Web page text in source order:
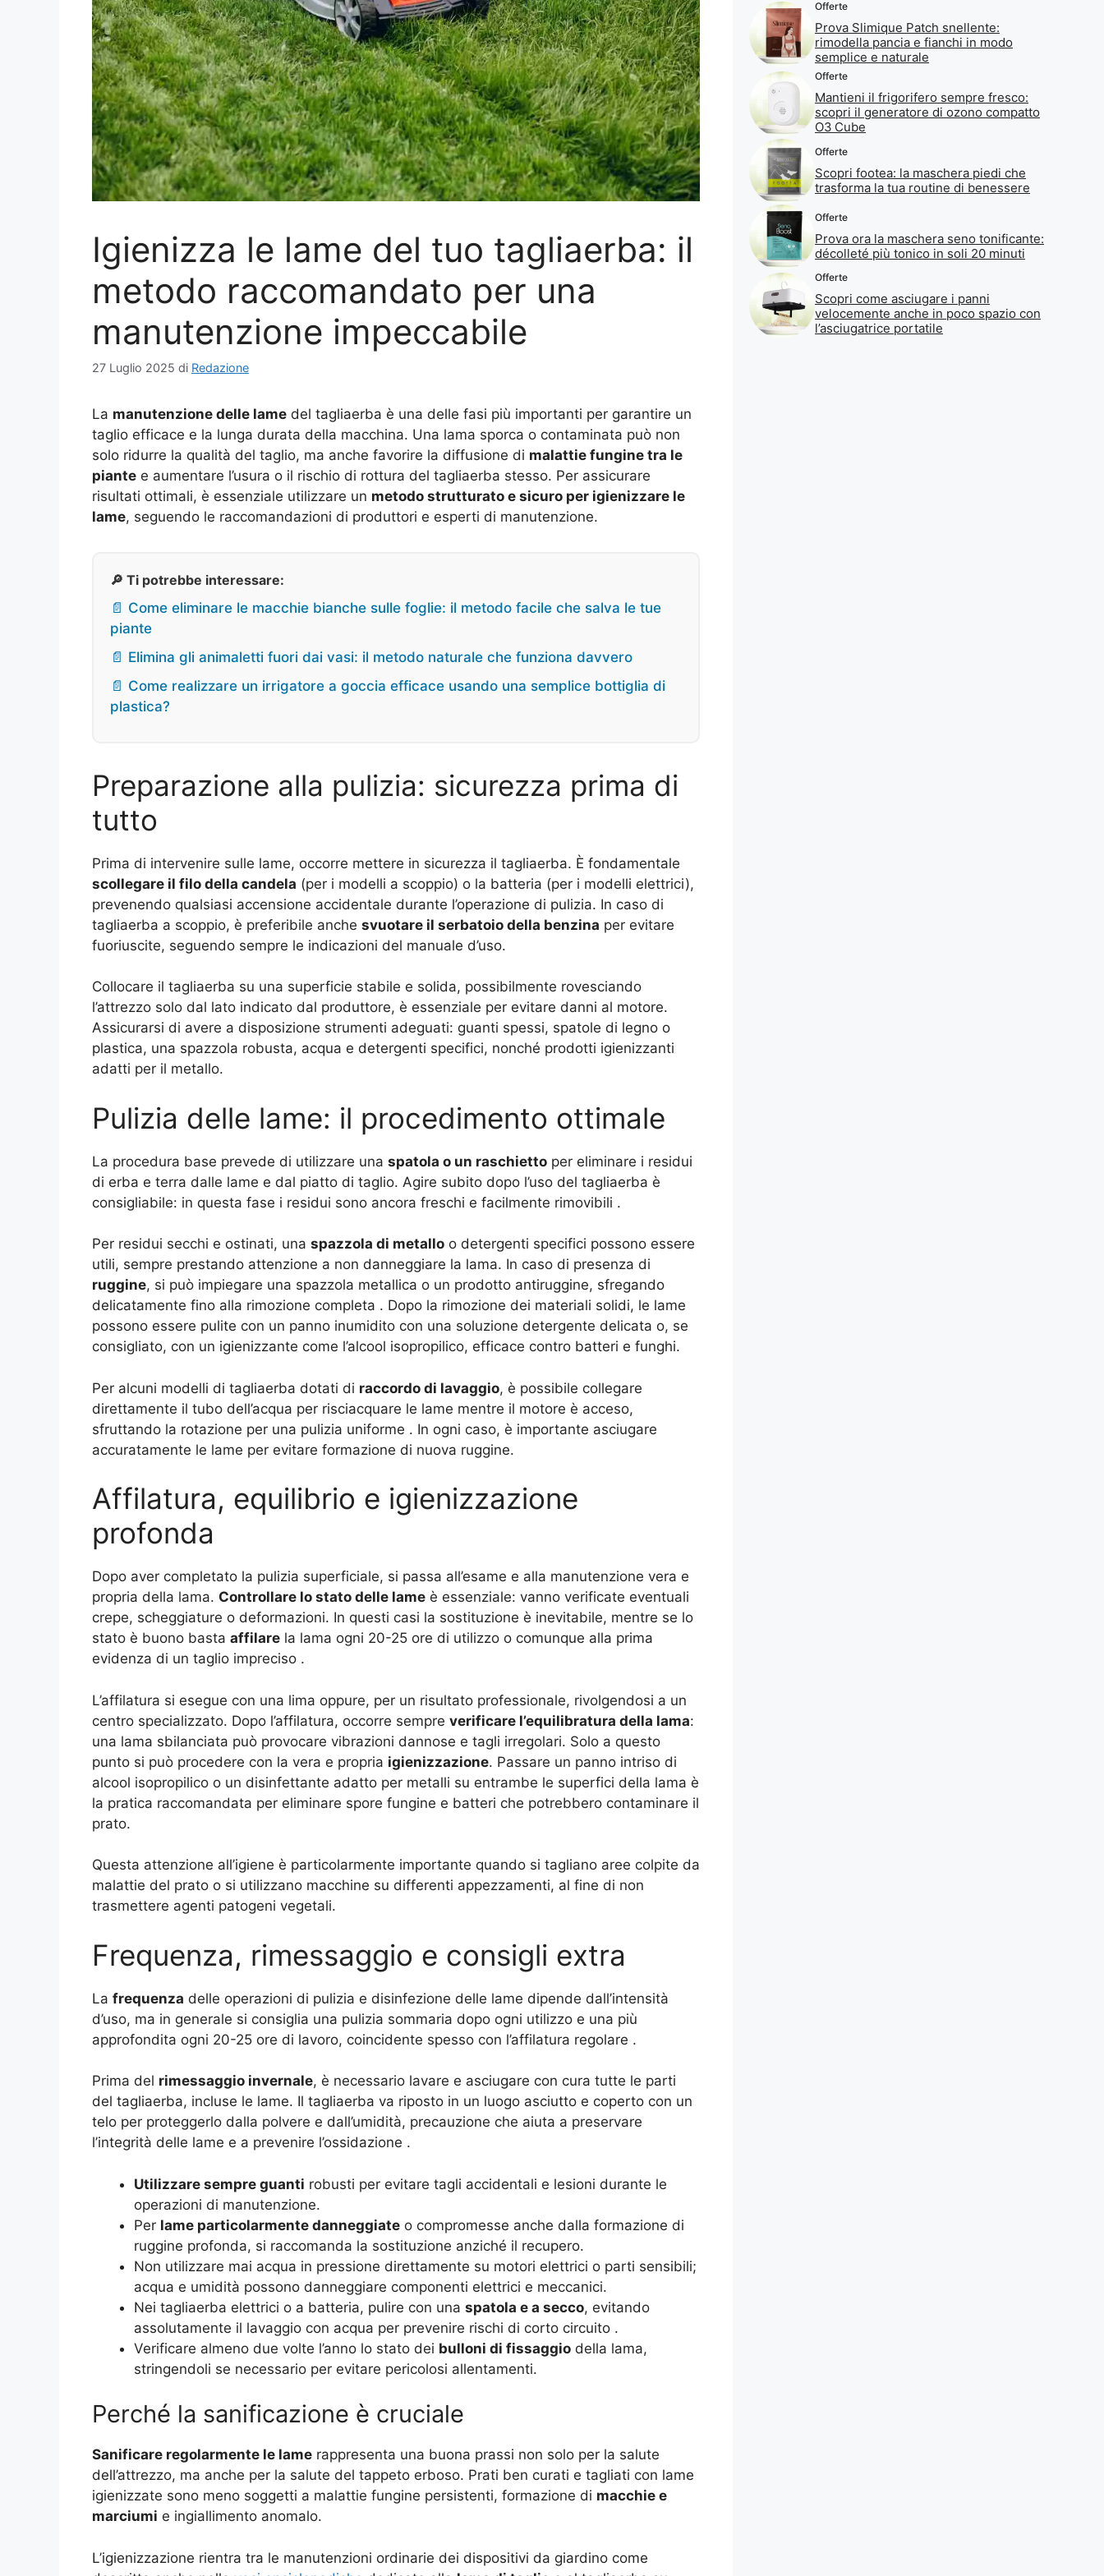
Igienizza le lame del tuo tagliaerba: il
metodo raccomandato per una
manutenzione impeccabile
27 Luglio 2025 di Redazione
La manutenzione delle lame del tagliaerba è una delle fasi più importanti per garantire un
taglio efficace e la lunga durata della macchina. Una lama sporca o contaminata può non
solo ridurre la qualità del taglio, ma anche favorire la diffusione di malattie fungine tra le
piante e aumentare l’usura o il rischio di rottura del tagliaerba stesso. Per assicurare
risultati ottimali, è essenziale utilizzare un metodo strutturato e sicuro per igienizzare le
lame, seguendo le raccomandazioni di produttori e esperti di manutenzione.
🔎 Ti potrebbe interessare:
📄 Come eliminare le macchie bianche sulle foglie: il metodo facile che salva le tue
piante
📄 Elimina gli animaletti fuori dai vasi: il metodo naturale che funziona davvero
📄 Come realizzare un irrigatore a goccia efficace usando una semplice bottiglia di
plastica?
Preparazione alla pulizia: sicurezza prima di
tutto
Prima di intervenire sulle lame, occorre mettere in sicurezza il tagliaerba. È fondamentale
scollegare il filo della candela (per i modelli a scoppio) o la batteria (per i modelli elettrici),
prevenendo qualsiasi accensione accidentale durante l’operazione di pulizia. In caso di
tagliaerba a scoppio, è preferibile anche svuotare il serbatoio della benzina per evitare
fuoriuscite, seguendo sempre le indicazioni del manuale d’uso.
Collocare il tagliaerba su una superficie stabile e solida, possibilmente rovesciando
l’attrezzo solo dal lato indicato dal produttore, è essenziale per evitare danni al motore.
Assicurarsi di avere a disposizione strumenti adeguati: guanti spessi, spatole di legno o
plastica, una spazzola robusta, acqua e detergenti specifici, nonché prodotti igienizzanti
adatti per il metallo.
Pulizia delle lame: il procedimento ottimale
La procedura base prevede di utilizzare una spatola o un raschietto per eliminare i residui
di erba e terra dalle lame e dal piatto di taglio. Agire subito dopo l’uso del tagliaerba è
consigliabile: in questa fase i residui sono ancora freschi e facilmente rimovibili .
Per residui secchi e ostinati, una spazzola di metallo o detergenti specifici possono essere
utili, sempre prestando attenzione a non danneggiare la lama. In caso di presenza di
ruggine, si può impiegare una spazzola metallica o un prodotto antiruggine, sfregando
delicatamente fino alla rimozione completa . Dopo la rimozione dei materiali solidi, le lame
possono essere pulite con un panno inumidito con una soluzione detergente delicata o, se
consigliato, con un igienizzante come l’alcool isopropilico, efficace contro batteri e funghi.
Per alcuni modelli di tagliaerba dotati di raccordo di lavaggio, è possibile collegare
direttamente il tubo dell’acqua per risciacquare le lame mentre il motore è acceso,
sfruttando la rotazione per una pulizia uniforme . In ogni caso, è importante asciugare
accuratamente le lame per evitare formazione di nuova ruggine.
Affilatura, equilibrio e igienizzazione
profonda
Dopo aver completato la pulizia superficiale, si passa all’esame e alla manutenzione vera e
propria della lama. Controllare lo stato delle lame è essenziale: vanno verificate eventuali
crepe, scheggiature o deformazioni. In questi casi la sostituzione è inevitabile, mentre se lo
stato è buono basta affilare la lama ogni 20-25 ore di utilizzo o comunque alla prima
evidenza di un taglio impreciso .
L’affilatura si esegue con una lima oppure, per un risultato professionale, rivolgendosi a un
centro specializzato. Dopo l’affilatura, occorre sempre verificare l’equilibratura della lama:
una lama sbilanciata può provocare vibrazioni dannose e tagli irregolari. Solo a questo
punto si può procedere con la vera e propria igienizzazione. Passare un panno intriso di
alcool isopropilico o un disinfettante adatto per metalli su entrambe le superfici della lama è
la pratica raccomandata per eliminare spore fungine e batteri che potrebbero contaminare il
prato.
Questa attenzione all’igiene è particolarmente importante quando si tagliano aree colpite da
malattie del prato o si utilizzano macchine su differenti appezzamenti, al fine di non
trasmettere agenti patogeni vegetali.
Frequenza, rimessaggio e consigli extra
La frequenza delle operazioni di pulizia e disinfezione delle lame dipende dall’intensità
d’uso, ma in generale si consiglia una pulizia sommaria dopo ogni utilizzo e una più
approfondita ogni 20-25 ore di lavoro, coincidente spesso con l’affilatura regolare .
Prima del rimessaggio invernale, è necessario lavare e asciugare con cura tutte le parti
del tagliaerba, incluse le lame. Il tagliaerba va riposto in un luogo asciutto e coperto con un
telo per proteggerlo dalla polvere e dall’umidità, precauzione che aiuta a preservare
l’integrità delle lame e a prevenire l’ossidazione .
Utilizzare sempre guanti robusti per evitare tagli accidentali e lesioni durante le
operazioni di manutenzione.
Per lame particolarmente danneggiate o compromesse anche dalla formazione di
ruggine profonda, si raccomanda la sostituzione anziché il recupero.
Non utilizzare mai acqua in pressione direttamente su motori elettrici o parti sensibili;
acqua e umidità possono danneggiare componenti elettrici e meccanici.
Nei tagliaerba elettrici o a batteria, pulire con una spatola e a secco, evitando
assolutamente il lavaggio con acqua per prevenire rischi di corto circuito .
Verificare almeno due volte l’anno lo stato dei bulloni di fissaggio della lama,
stringendoli se necessario per evitare pericolosi allentamenti.
Perché la sanificazione è cruciale
Sanificare regolarmente le lame rappresenta una buona prassi non solo per la salute
dell’attrezzo, ma anche per la salute del tappeto erboso. Prati ben curati e tagliati con lame
igienizzate sono meno soggetti a malattie fungine persistenti, formazione di macchie e
marciumi e ingiallimento anomalo.
L’igienizzazione rientra tra le manutenzioni ordinarie dei dispositivi da giardino come
Offerte
Prova Slimique Patch snellente:
rimodella pancia e fianchi in modo
semplice e naturale
Offerte
Mantieni il frigorifero sempre fresco:
scopri il generatore di ozono compatto
O3 Cube
Offerte
Scopri footea: la maschera piedi che
trasforma la tua routine di benessere
Offerte
Prova ora la maschera seno tonificante:
décolleté più tonico in soli 20 minuti
Offerte
Scopri come asciugare i panni
velocemente anche in poco spazio con
l’asciugatrice portatile